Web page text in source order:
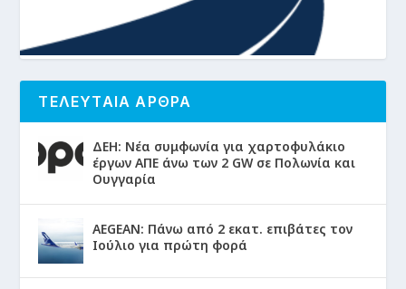
ΤΕΛΕΥΤΑΙΑ ΑΡΘΡΑ
ΔΕΗ: Νέα συμφωνία για χαρτοφυλάκιο
έργων ΑΠΕ άνω των 2 GW σε Πολωνία και
Ουγγαρία
AEGEAN: Πάνω από 2 εκατ. επιβάτες τον
Ιούλιο για πρώτη φορά